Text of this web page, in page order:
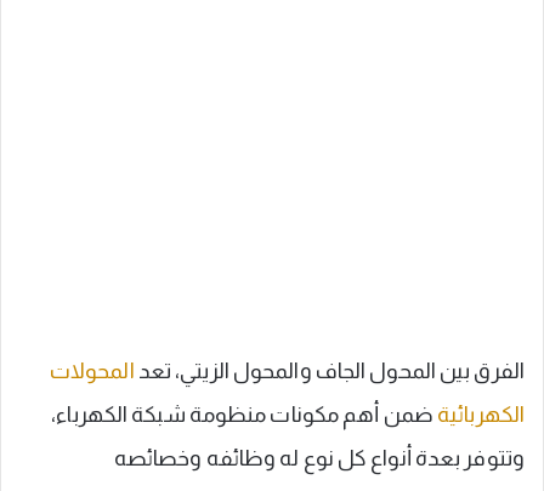
الفرق بين المحول الجاف والمحول الزيتي، تعد المحولات
الكهربائية ضمن أهم مكونات منظومة شبكة الكهرباء،
وتتوفر بعدة أنواع كل نوع له وظائفه وخصائصه